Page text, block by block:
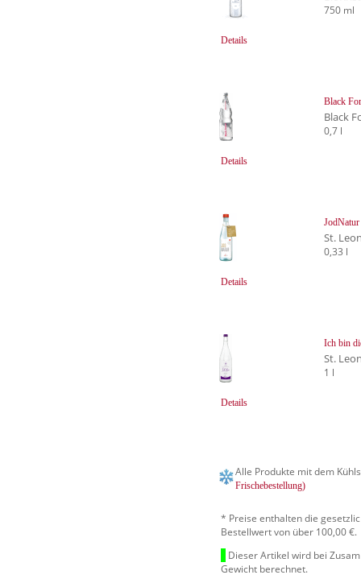
Details
750 ml
Details
Black
Black
0,7 l
Details
JodNatur
St.
0,33 l
Details
Ich bin
St.
1 l
Alle Produkte mit dem
Frischebestellung)
* Preise enthalten die
Bestellwert von über 100,00 €.
Dieser Artikel wird bei
Gewicht berechnet.